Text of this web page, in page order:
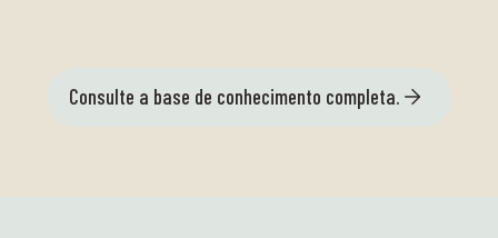
Consulte a base de conhecimento completa.